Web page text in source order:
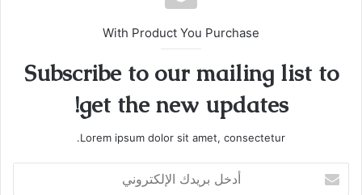
With Product You Purchase
Subscribe to our mailing list to
get the new updates!
Lorem ipsum dolor sit amet, consectetur.
بريدك